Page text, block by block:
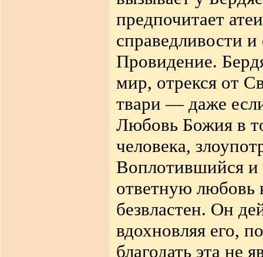
предпочитает
справедливости
Провидение.
мир, отрекся от
твари — даже
Любовь Божия в
человека,
Воплотившийся
ответную любовь
безвластен. Он
вдохновляя его,
благодать эта не